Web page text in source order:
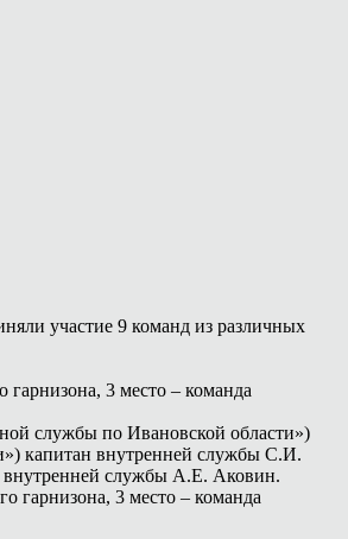
участие 9 команд из различных
гарнизона, 3 место – команда
службы по Ивановской области»)
капитан внутренней службы С.И.
внутренней службы А.Е. Аковин.
гарнизона, 3 место – команда